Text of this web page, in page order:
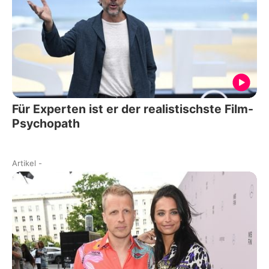
Für Experten ist er der realistischste Film-
Psychopath
Artikel -